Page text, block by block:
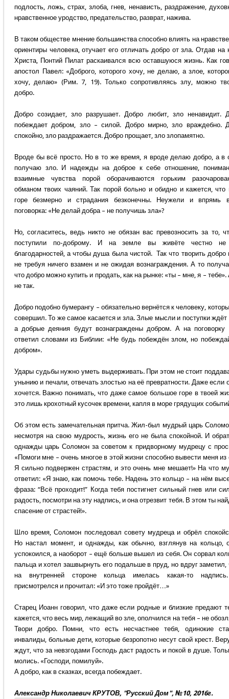
подлость, ложь, страх, злоба, гнев, ненависть, раздражение,
нравственное уродство, предательство, разврат, нажива.
В таком обществе мнение большинства способно влиять на
ориентиры человека, отучает его отличать добро от зла. Отдав на
Христа, Понтий Пилат раскаивался всю оставшуюся жизнь. Как
апостол Павел: «Доброго, которого хочу, не делаю, а злое,
хочу, делаю» (Рим. 7, 19). Только сопротивляясь злу, можно
добро.
Добро созидает, зло разрушает. Добро любит, зло ненавидит.
побеждает добром, зло – силой. Добро мирно, зло враждебно.
спокойно, зло раздражается. Добро прощает, зло злопамятно.
Вроде бы всё просто. Но в то же время, я вроде делаю добро, а в
получаю зло. И надежды на доброе к себе отношение,
взаимные чувства порой оборачиваются горьким
обманом твоих чаяний. Так порой больно и обидно и кажется, что
горе безмерно и страдания безконечны. Неужели и впрямь
поговорка: «Не делай добра – не получишь зла»?
Но, согласитесь, ведь никто не обязан вас превозносить за то,
поступили по-доброму. И на земле вы живёте честно
благодарностей, а чтобы душа была чистой. Так что творить добро
не требуя ничего взамен и не ожидая вознаграждения. А то
что добро можно купить и продать, как на рынке: «ты – мне, я – тебе».
не так.
Добро подобно бумерангу – обязательно вернётся к человеку,
совершил. То же самое касается и зла. Злые мысли и поступки ждёт
а добрые деяния будут вознаграждены добром. А на
ответил словами из Библии: «Не будь побеждён злом, но
добром».
Удары судьбы нужно уметь выдерживать. При этом не стоит
унынию и печали, отвечать злостью на её превратности. Даже если
хочется. Важно понимать, что даже самое большое горе в твоей
это лишь крохотный кусочек времени, капля в море грядущих
Об этом есть замечательная притча. Жил-был мудрый царь
несмотря на свою мудрость, жизнь его не была спокойной. И
однажды царь Соломон за советом к придворному мудрецу с
«Помоги мне – очень многое в этой жизни способно вывести меня из
Я сильно подвержен страстям, и это очень мне мешает!» На что
ответил: «Я знаю, как помочь тебе. Надень это кольцо – на нём
фраза: “Всё проходит!” Когда тебя постигнет сильный гнев или
радость, посмотри на эту надпись, и она отрезвит тебя. В этом ты
спасение от страстей!».
Шло время, Соломон последовал совету мудреца и обрёл
Но настал момент, и однажды, как обычно, взглянув на кольцо,
успокоился, а наоборот – ещё больше вышел из себя. Он сорвал
пальца и хотел зашвырнуть его подальше в пруд, но вдруг заметил,
на внутренней стороне кольца имелась какая-то
присмотрелся и прочитал: «И это тоже пройдёт…»
Старец Иоанн говорил, что даже если родные и близкие предают
кажется, что весь мир, лежащий во зле, ополчился на тебя – не
Твори добро. Помни, что есть несчастнее тебя, одинокие
инвалиды, больные дети, которые безропотно несут свой крест.
ждут, что за невзгодами Господь даст радость и покой в душе.
молись. «Господи, помилуй».
А добро, как в сказках, всегда побеждает.
Александр Николаевич КРУТОВ, "Русский Дом", №10, 2016г.